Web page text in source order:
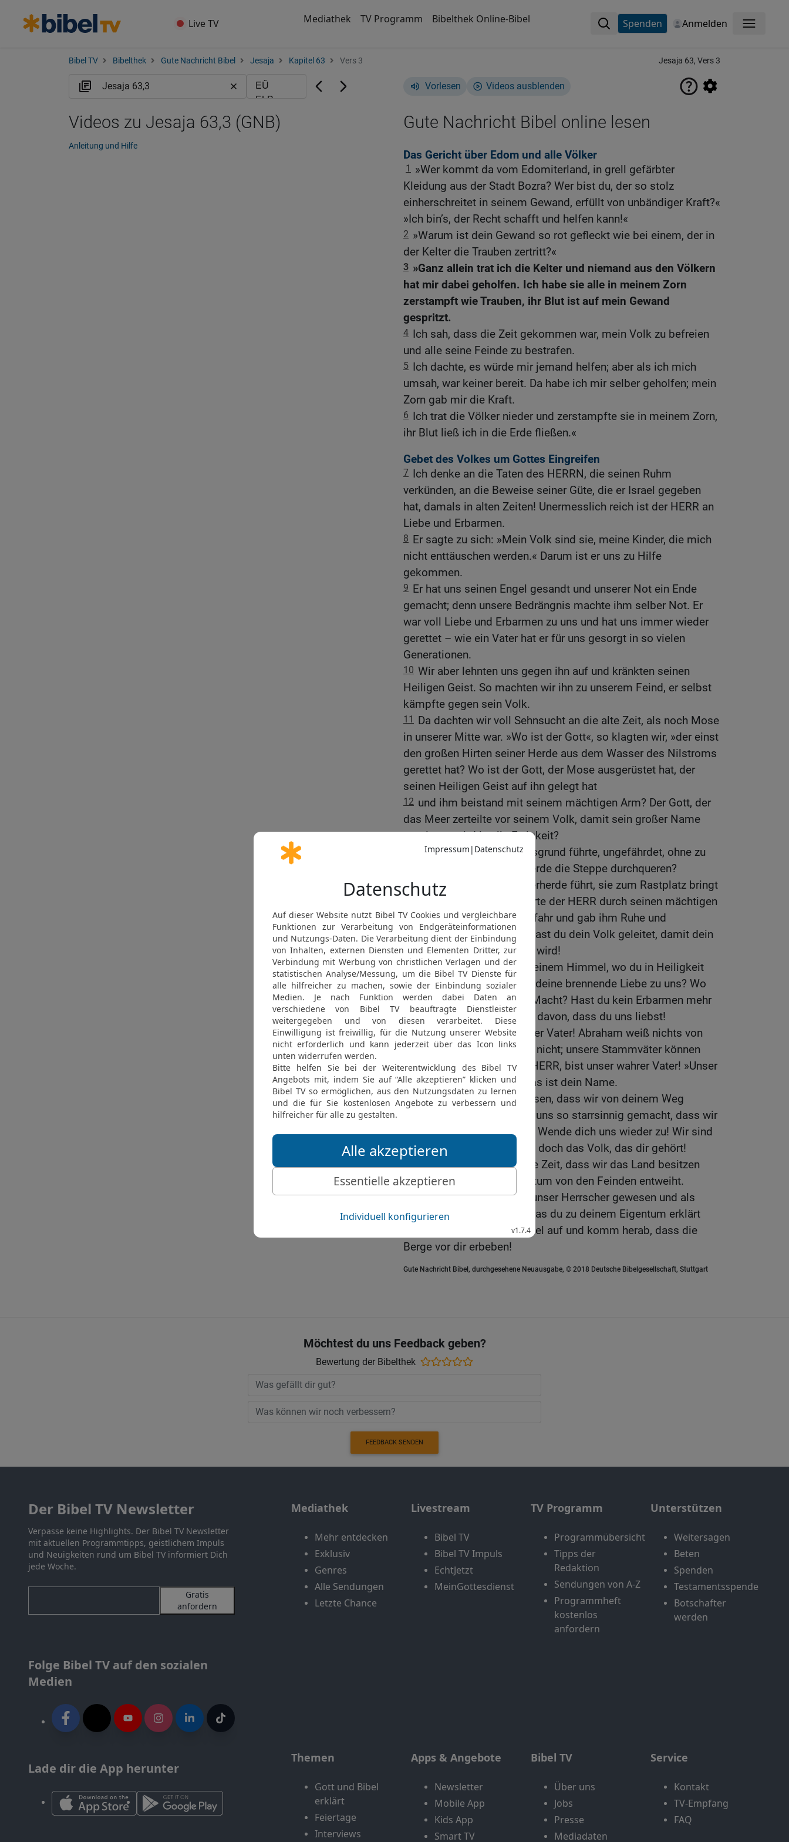
Live TV Mediathek TV Programm Bibelthek Online-Bibel Spenden Anmelden Menü
Bibel TV Bibelthek Gute Nachricht Bibel Jesaja Kapitel 63 Vers 3 Jesaja 63, Vers 3
Vorlesen Videos ausblenden
Gute Nachricht Bibel online lesen
Das Gericht über Edom und alle Völker
1
»Wer kommt da vom Edomiterland, in grell gefärbter
Kleidung aus der Stadt Bozra? Wer bist du, der so stolz
einherschreitet in seinem Gewand, erfüllt von unbändiger Kraft?«
»Ich bin’s, der Recht schafft und helfen kann!«
2 »Warum ist dein Gewand so rot gefleckt wie bei einem, der in
der Kelter die Trauben zertritt?«
3 »Ganz allein trat ich die Kelter und niemand aus den Völkern
hat mir dabei geholfen. Ich habe sie alle in meinem Zorn
zerstampft wie Trauben, ihr Blut ist auf mein Gewand
gespritzt.
4 Ich sah, dass die Zeit gekommen war, mein Volk zu befreien
und alle seine Feinde zu bestrafen.
5 Ich dachte, es würde mir jemand helfen; aber als ich mich
umsah, war keiner bereit. Da habe ich mir selber geholfen; mein
Zorn gab mir die Kraft.
6 Ich trat die Völker nieder und zerstampfte sie in meinem Zorn,
ihr Blut ließ ich in die Erde fließen.«
Gebet des Volkes um Gottes Eingreifen
7 Ich denke an die Taten des HERRN, die seinen Ruhm
verkünden, an die Beweise seiner Güte, die er Israel gegeben
hat, damals in alten Zeiten! Unermesslich reich ist der HERR an
Liebe und Erbarmen.
8 Er sagte zu sich: »Mein Volk sind sie, meine Kinder, die mich
nicht enttäuschen werden.« Darum ist er uns zu Hilfe
gekommen.
9 Er hat uns seinen Engel gesandt und unserer Not ein Ende
gemacht; denn unsere Bedrängnis machte ihm selber Not. Er
war voll Liebe und Erbarmen zu uns und hat uns immer wieder
gerettet – wie ein Vater hat er für uns gesorgt in so vielen
Generationen.
10 Wir aber lehnten uns gegen ihn auf und kränkten seinen
Heiligen Geist. So machten wir ihn zu unserem Feind, er selbst
kämpfte gegen sein Volk.
11
Da dachten wir voll Sehnsucht an die alte Zeit, als noch Mose
in unserer Mitte war. »Wo ist der Gott«, so klagten wir, »der einst
den großen Hirten seiner Herde aus dem Wasser des Nilstroms
gerettet hat? Wo ist der Gott, der Mose ausgerüstet hat, der
seinen Heiligen Geist auf ihn gelegt hat
12 und ihm beistand mit seinem mächtigen Arm? Der Gott, der
das Meer zerteilte vor seinem Volk, damit sein großer Name
gepriesen wird in alle Ewigkeit?
Der sie über den Meeresgrund führte, ungefährdet, ohne zu
stolpern, so sicher, wie Pferde die Steppe durchqueren?
14 Wie ein Hirt seine Rinderherde führt, sie zum Rastplatz bringt
im geschützten Tal, so führte der HERR durch seinen mächtigen
Geist sein Volk aus der Gefahr und gab ihm Ruhe und
Sicherheit.« Ja, HERR, so hast du dein Volk geleitet, damit dein
herrlicher Name gepriesen wird!
15 HERR, sieh herab von deinem Himmel, wo du in Heiligkeit
und Hoheit thronst! Wo ist deine brennende Liebe zu uns? Wo
ist deine unvergleichliche Macht? Hast du kein Erbarmen mehr
mit uns? Wir spüren nichts davon, dass du uns liebst!
16 HERR, du bist doch unser Vater! Abraham weiß nichts von
uns, auch Jakob kennt uns nicht; unsere Stammväter können
uns nicht helfen. Aber du, HERR, bist unser wahrer Vater! »Unser
Befreier seit Urzeiten« – das ist dein Name.
17 Warum hast du zugelassen, dass wir von deinem Weg
abwichen? Warum hast du uns so starrsinnig gemacht, dass wir
dir nicht mehr gehorchten? Wende dich uns wieder zu! Wir sind
doch deine Diener, wir sind doch das Volk, das dir gehört!
Es war nur für eine kurze Zeit, dass wir das Land besitzen
durften; nun ist dein Heiligtum von den Feinden entweiht.
19 Es ist, als wärst du nie unser Herrscher gewesen und als
wären wir nicht das Volk, das du zu deinem Eigentum erklärt
hast. Reiß doch den Himmel auf und komm herab, dass die
Berge vor dir erbeben!
Gute Nachricht Bibel, durchgesehene Neuausgabe, © 2018 Deutsche Bibelgesellschaft, Stuttgart
Videos zu Jesaja 63,3 (GNB)
Anleitung und Hilfe
Möchtest du uns Feedback geben?
Bewertung der Bibelthek
FEEDBACK SENDEN
Der Bibel TV Newsletter
Verpasse keine Highlights. Der Bibel TV Newsletter
mit aktuellen Programmtipps, geistlichem Impuls
und Neuigkeiten rund um Bibel TV informiert Dich
jede Woche.
Gratis
anfordern
Folge Bibel TV auf den sozialen
Medien
Lade dir die App herunter
Mediathek
Mehr entdecken
Exklusiv
Genres
Alle Sendungen
Letzte Chance
Livestream
Bibel TV
Bibel TV Impuls
EchtJetzt
MeinGottesdienst
TV Programm
Programmübersicht
Tipps der
Redaktion
Sendungen von A-Z
Programmheft
kostenlos
anfordern
Unterstützen
Weitersagen
Beten
Spenden
Testamentsspende
Botschafter
werden
Themen
Gott und Bibel
erklärt
Feiertage
Interviews
Apps & Angebote
Newsletter
Mobile App
Kids App
Smart TV
Bibel TV
Über uns
Jobs
Presse
Mediadaten
Service
Kontakt
TV-Empfang
FAQ